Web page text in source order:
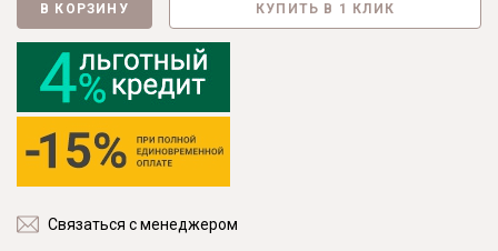
В КОРЗИНУ КУПИТЬ В 1 КЛИК
Связаться с менеджером